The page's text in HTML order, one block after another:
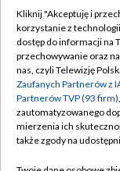
Abonament TVP
Emisja w TVP
Centrum
Naziemna
Kliknij "Akceptuję i
korzystanie z
dostęp do informacji na
przechowywanie oraz
nas, czyli Telewizję
Zaufanych Partnerów z
Partnerów TVP (93 firm)
zautomatyzowanego
mierzenia ich
także zgody na